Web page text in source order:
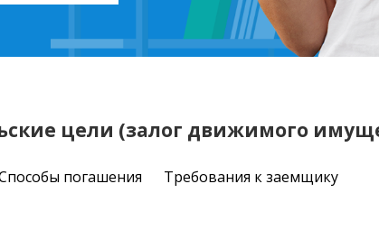
цели (залог движимого
погашения Требования к заемщику